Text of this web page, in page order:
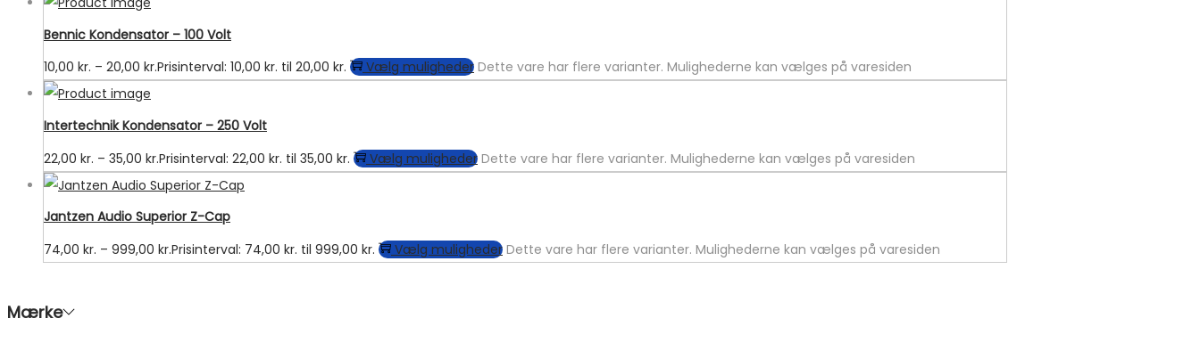
Bennic Kondensator – 100 Volt
10,00 kr. – 20,00 kr.Prisinterval: 10,00 kr. til 20,00 kr. Vælg muligheder Dette vare har flere varianter. Mulighederne kan vælges på varesiden
Intertechnik Kondensator – 250 Volt
22,00 kr. – 35,00 kr.Prisinterval: 22,00 kr. til 35,00 kr. Vælg muligheder Dette vare har flere varianter. Mulighederne kan vælges på varesiden
Jantzen Audio Superior Z-Cap
74,00 kr. – 999,00 kr.Prisinterval: 74,00 kr. til 999,00 kr. Vælg muligheder Dette vare har flere varianter. Mulighederne kan vælges på varesiden
Mærke